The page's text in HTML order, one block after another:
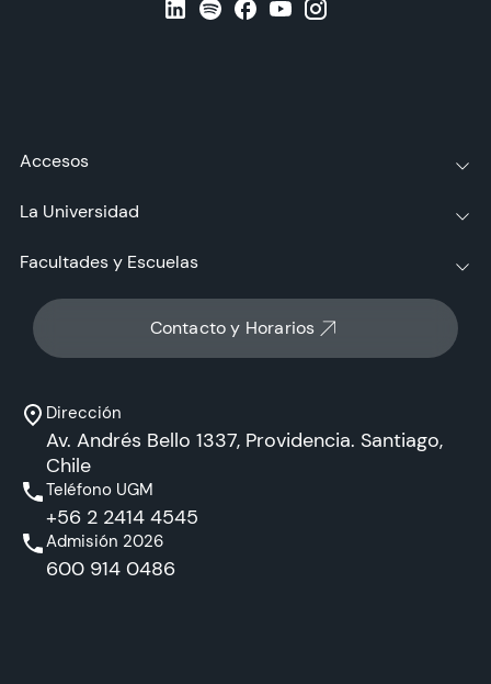
Contacto y Horarios
Dirección
Av. Andrés Bello 1337, Providencia. Santiago,
Chile
Teléfono UGM
+56 2 2414 4545
Admisión 2026
600 914 0486
Accesos
La Universidad
Facultades y Escuelas